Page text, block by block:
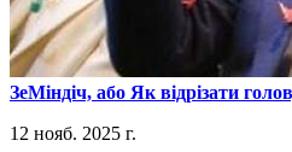
​ЗеМіндіч, або Як відрізати
12 нояб. 2025 г.